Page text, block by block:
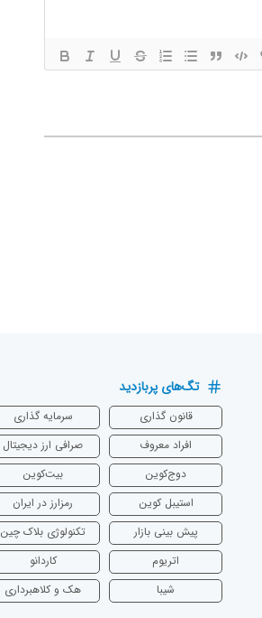
تگ‌های پربازدید
قانون گذاری
سرمایه‌ گذاری
افراد معروف
صرافی ارز دیجیتال
دوج‌کوین
بیت‌کوین
استیبل کوین
رمزارز در ایران
پیش بینی بازار
تکنولوژی بلاک چین
اتریوم
‌کاردانو
شیبا
هک و کلاهبرداری